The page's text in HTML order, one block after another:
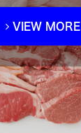
VIEW MORE